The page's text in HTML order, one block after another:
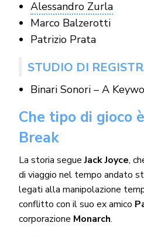
Alessandro Zurla
Marco Balzerotti
Patrizio Prata
STUDIO DI
Binari Sonori – A
Che tipo di gioco
Break
La storia segueJack Joyce,
di viaggio nel tempo andato
legati alla manipolazione
conflitto con il suo ex amico
corporazione Monarch.